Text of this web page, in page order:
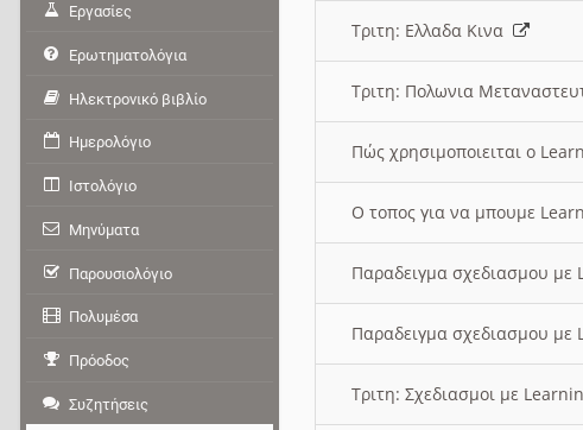
Τριτη: Ελλαδα Κινα
Τριτη: Πολωνια
Πώς χρησιμοποιειται ο
O τοπος για να μπουμε
Παραδειγμα σχεδιασμου
Παραδειγμα σχεδιασμου
Τριτη: Σχεδιασμοι με
Εργασίες
Ερωτηματολόγια
Ηλεκτρονικό βιβλίο
Ημερολόγιο
Ιστολόγιο
Μηνύματα
Παρουσιολόγιο
Πολυμέσα
Πρόοδος
Συζητήσεις